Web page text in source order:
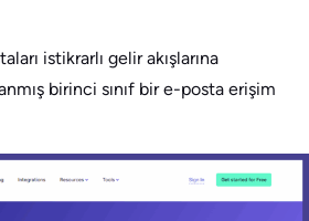
istikrarlı gelir akışlarına
birinci sınıf bir e-posta erişim